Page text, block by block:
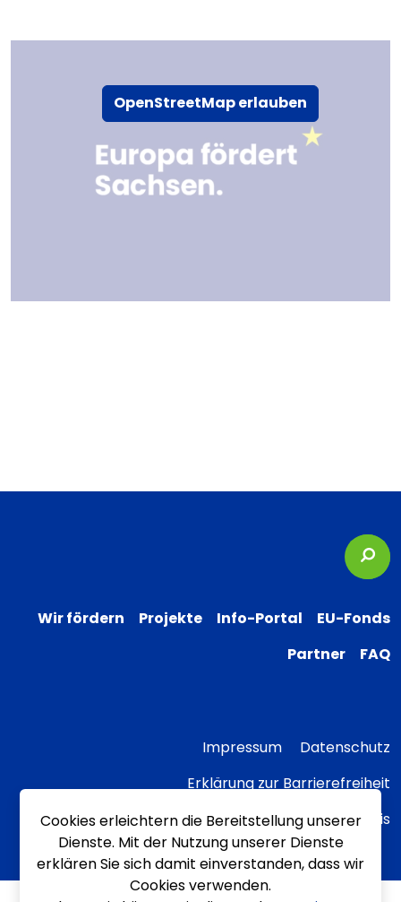
OpenStreetMap erlauben
Wir fördern Projekte Info-Portal
EU-Fonds
Partner
FAQ
Impressum
Datenschutz
Erklärung zur Barrierefreiheit
Transparenzhinweis
Cookies erleichtern die Bereitstellung unserer
Dienste. Mit der Nutzung unserer Dienste
erklären Sie sich damit einverstanden, dass wir
Cookies verwenden.